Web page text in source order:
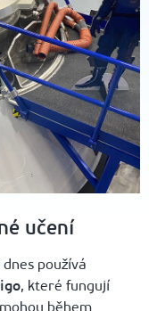
učení
používá
, které fungují
během